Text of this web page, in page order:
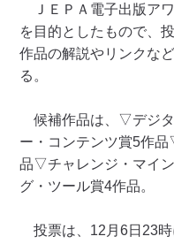
ＪＥＰＡ電子出版ア
を目的としたもので、
作品の解説やリンクな
る。
候補作品は、▽デジ
ー・コンテンツ賞5作
品▽チャレンジ・マイ
グ・ツール賞4作品。
投票は、12月6日23時